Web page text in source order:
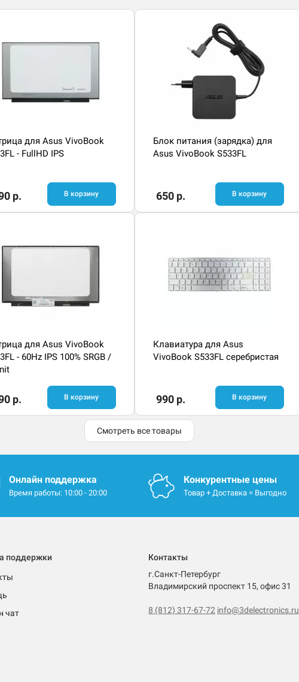
для Asus VivoBook
- FullHD IPS
р. В корзину
Блок питания (зарядка) для
Asus VivoBook S533FL
650 р. В корзину
для Asus VivoBook
- 60Hz IPS 100% SRGB /
р. В корзину
Клавиатура для Asus
VivoBook S533FL серебристая
990 р. В корзину
Смотреть все товары
Онлайн поддержка
Время работы: 10:00 - 20:00
Конкурентные цены
Товар + Доставка = Выгодно
поддержки
чат
Контакты
г.Санкт-Петербург
Владимирский проспект 15, офис 31
8 (812) 317-67-72 info@3delectronics.ru